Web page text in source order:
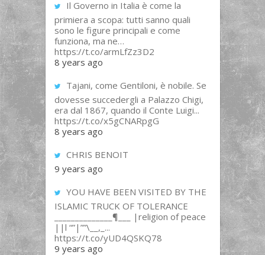
Il Governo in Italia è come la
primiera a scopa: tutti sanno quali
sono le figure principali e come
funziona, ma ne…
https://t.co/armLfZz3D2
8 years ago
Tajani, come Gentiloni, è nobile. Se
dovesse succedergli a Palazzo Chigi,
era dal 1867, quando il Conte Luigi...
https://t.co/x5gCNARpgG
8 years ago
CHRIS BENOIT
9 years ago
YOU HAVE BEEN VISITED BY THE
ISLAMIC TRUCK OF TOLERANCE
______________¶___ |religion of peace
||l “”|””\__,_...
https://t.co/yUD4QSKQ78
9 years ago